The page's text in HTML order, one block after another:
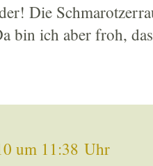
Die
bin ich aber froh,
um 11:38 Uhr